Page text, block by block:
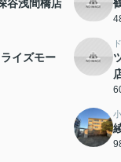
谷浅間橋店
イズモー